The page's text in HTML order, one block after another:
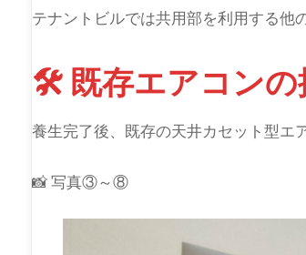
テナントビルでは共用部を利用する他
🛠 既存エアコンの
養生完了後、既存の天井カセット型エ
📸 写真③～⑧